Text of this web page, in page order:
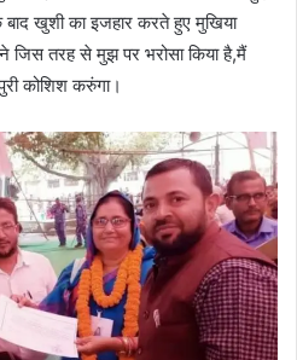
बाद खुशी का इजहार करते हुए मुखिया
जिस तरह से मुझ पर भरोसा किया है,मैं
कोशिश करुंगा।